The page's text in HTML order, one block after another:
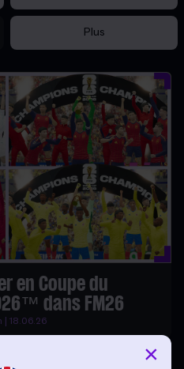
Plus
en Coupe du
dans FM26
| 18.06.26
×